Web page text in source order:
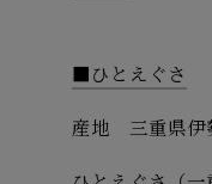
■ひとえぐさ
産地 三重県